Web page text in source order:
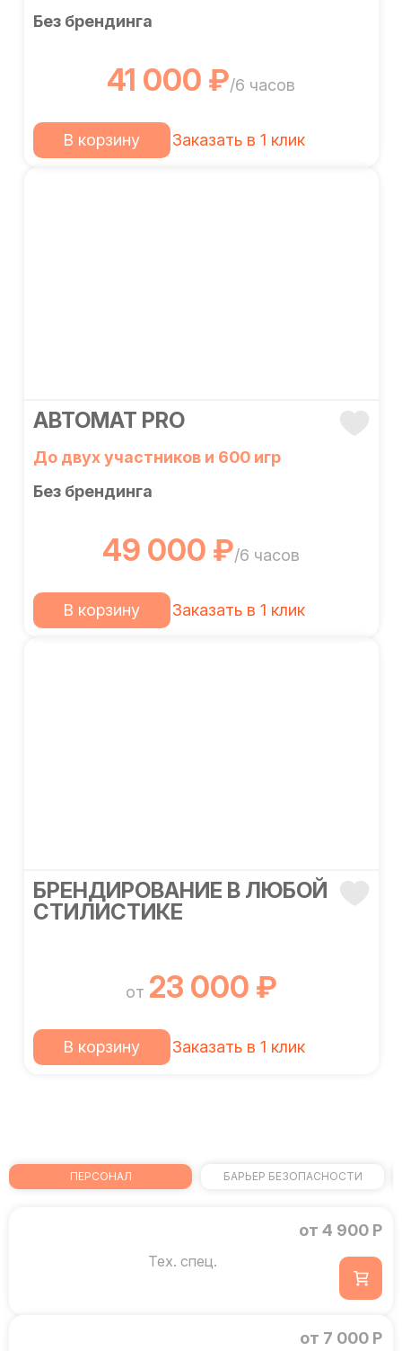
Без брендинга
41 000 ₽/6 часов
В корзину Заказать в 1 клик
АВТОМАТ PRO
До двух участников и 600 игр
Без брендинга
49 000 ₽/6 часов
В корзину Заказать в 1 клик
БРЕНДИРОВАНИЕ В ЛЮБОЙ
СТИЛИСТИКЕ
от 23 000 ₽
В корзину Заказать в 1 клик
ПЕРСОНАЛ БАРЬЕР БЕЗОПАСНОСТИ
Тех. спец.
от 4 900 Р
от 7 000 Р